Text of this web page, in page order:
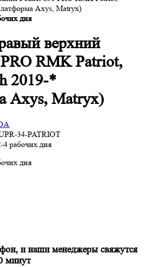
Axys, Matryx)
дня
верхний
RMK Patriot,
2019-*
Axys, Matryx)
34-PATRIOT
4 рабочих дня
дня
и наши менеджеры свяжутся
минут